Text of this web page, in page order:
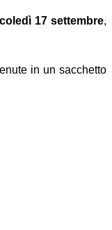
17 settembre,
in un sacchetto